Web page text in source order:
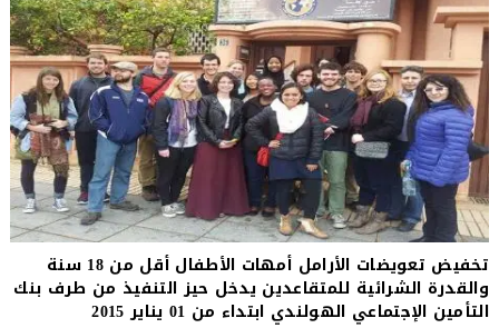
تخفيض تعويضات الأرامل أمهات الأطفال أقل من 18 سنة
والقدرة الشرائية للمتقاعدين يدخل حيز التنفيذ من طرف بنك
التأمين الإجتماعي الهولندي ابتداء من 01 يناير 2015